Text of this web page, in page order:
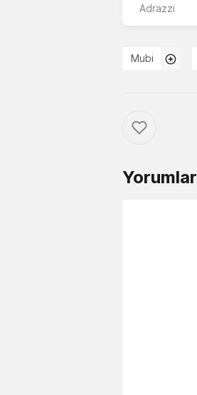
Adrazzi
Mubi
Yorumlar